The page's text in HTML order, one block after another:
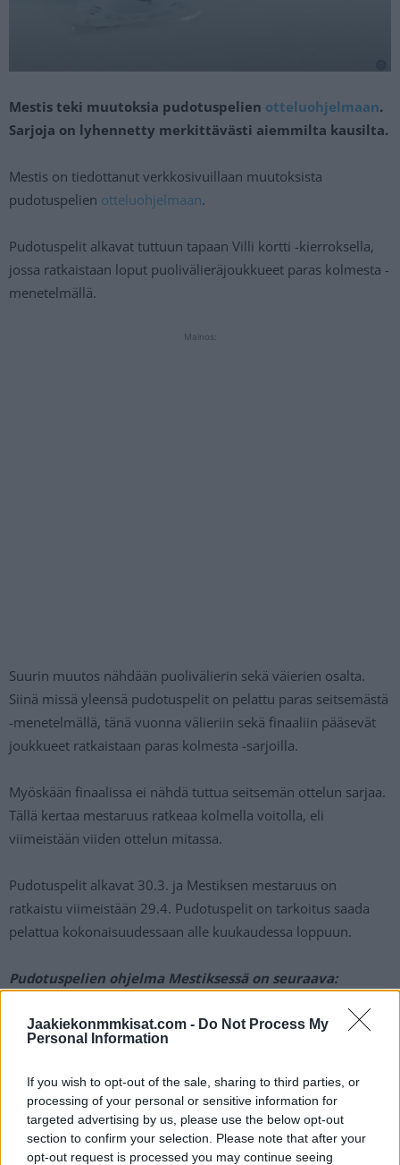
Jaakiekonmmkisat.com - Do Not Process My
Personal Information
If you wish to opt-out of the sale, sharing to third parties, or
processing of your personal or sensitive information for
targeted advertising by us, please use the below opt-out
section to confirm your selection. Please note that after your
opt-out request is processed you may continue seeing
Mestis teki muutoksia pudotuspelien otteluohjelmaan.
Sarjoja on lyhennetty merkittävästi aiemmilta kausilta.
Mestis on tiedottanut verkkosivuillaan muutoksista
pudotuspelien otteluohjelmaan.
Pudotuspelit alkavat tuttuun tapaan Villi kortti -kierroksella,
jossa ratkaistaan loput puolivälieräjoukkueet paras kolmesta -
menetelmällä.
Mainos:
Suurin muutos nähdään puolivälierin sekä väierien osalta.
Siinä missä yleensä pudotuspelit on pelattu paras seitsemästä
-menetelmällä, tänä vuonna välieriin sekä finaaliin pääsevät
joukkueet ratkaistaan paras kolmesta -sarjoilla.
Myöskään finaalissa ei nähdä tuttua seitsemän ottelun sarjaa.
Tällä kertaa mestaruus ratkeaa kolmella voitolla, eli
viimeistään viiden ottelun mitassa.
Pudotuspelit alkavat 30.3. ja Mestiksen mestaruus on
ratkaistu viimeistään 29.4. Pudotuspelit on tarkoitus saada
pelattua kokonaisuudessaan alle kuukaudessa loppuun.
Pudotuspelien ohjelma Mestiksessä on seuraava:
Villikorttikierros 30.3., 1.4. ja 3.4. (tarvittaessa)
Välierät 13.4., 15.4. ja 17.4. (tarvittaessa)